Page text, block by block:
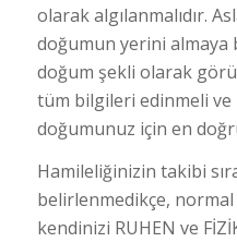
olarak algılanmalıdır.
doğumun yerini almaya
doğum şekli olarak
tüm bilgileri edinmeli
doğumunuz için en
Hamileliğinizin takibi
belirlenmedikçe,
kendinizi RUHEN ve